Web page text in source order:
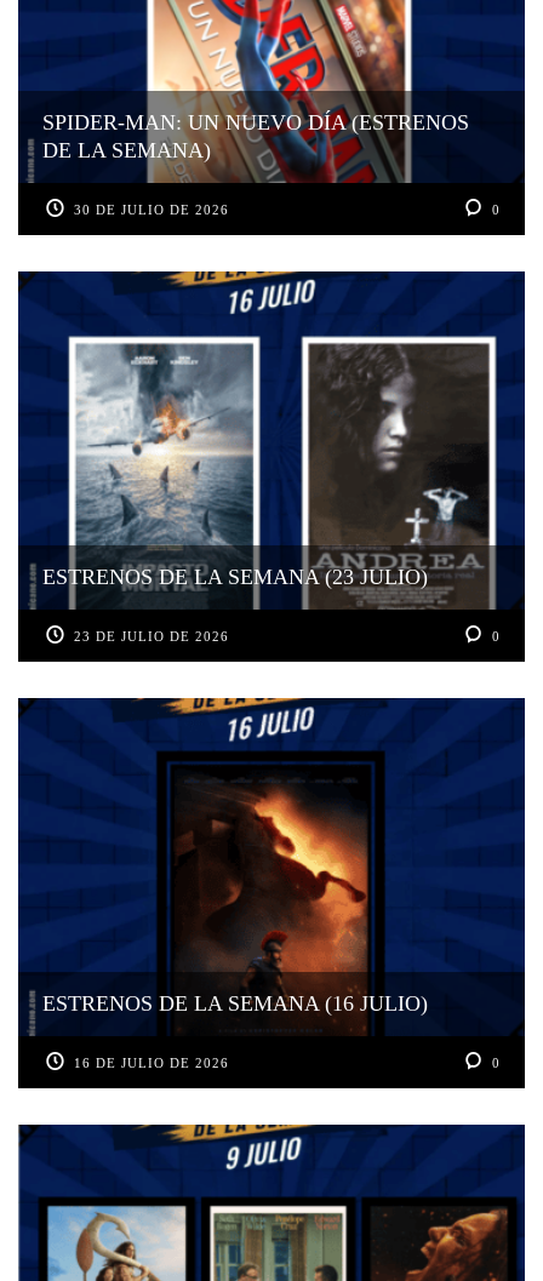
SPIDER-MAN: UN NUEVO DÍA (ESTRENOS
DE LA SEMANA)
30 DE JULIO DE 2026 0
ESTRENOS DE LA SEMANA (23 JULIO)
23 DE JULIO DE 2026 0
ESTRENOS DE LA SEMANA (16 JULIO)
16 DE JULIO DE 2026 0